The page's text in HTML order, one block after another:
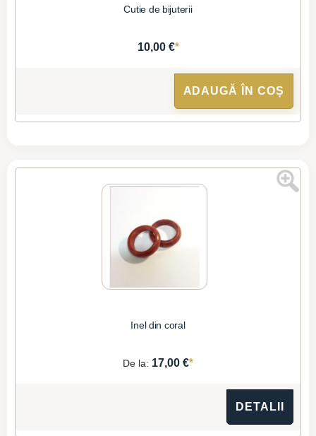
Cutie de bijuterii
10,00 €*
ADAUGĂ ÎN COȘ
Inel din coral
De la: 17,00 €*
DETALII